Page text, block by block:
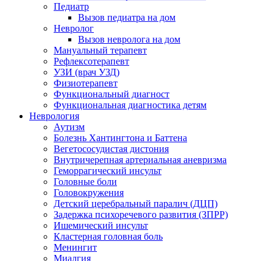
Педиатр
Вызов педиатра на дом
Невролог
Вызов невролога на дом
Мануальный терапевт
Рефлексотерапевт
УЗИ (врач УЗД)
Физиотерапевт
Функциональный диагност
Функциональная диагностика детям
Неврология
Аутизм
Болезнь Хантингтона и Баттена
Вегетососудистая дистония
Внутричерепная артериальная аневризма
Геморрагический инсульт
Головные боли
Головокружения
Детский церебральный паралич (ДЦП)
Задержка психоречевого развития (ЗПРР)
Ишемический инсульт
Кластерная головная боль
Менингит
Миалгия